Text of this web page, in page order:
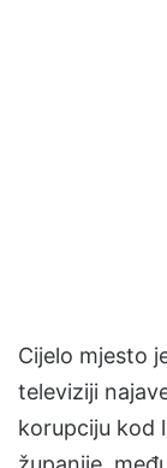
Cijelo mjesto
televiziji
korupciju kod